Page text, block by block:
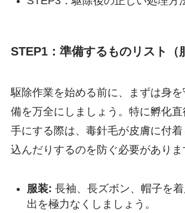
STEP1：準備するものリスト（
駆除作業を始める前に、まずは身
備を万全にしましょう。特に孵化直
手にする際は、毒針毛が皮膚に付
込んだりするのを防ぐ必要がありま
服装: 長袖、長ズボン、帽子を
出を極力なくしましょう。